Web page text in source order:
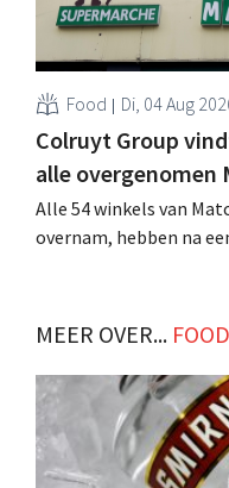
Food Di, 04 Aug
Colruyt Group
alle overgenomen
Alle 54 winkels van
overnam, hebben na
.MEER OVER... FOOD